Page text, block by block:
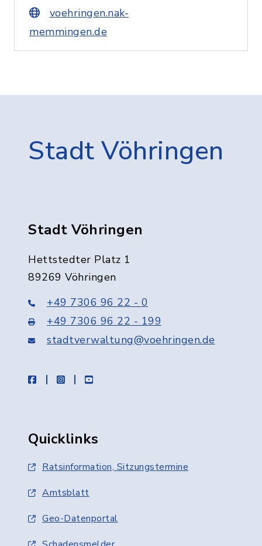
voehringen.nak-
memmingen.de
Stadt Vöhringen
Stadt Vöhringen
Hettstedter Platz 1
89269 Vöhringen
+49 7306 96 22 - 0
+49 7306 96 22 - 199
stadtverwaltung@voehringen.de
facebookinstagramyoutube
Quicklinks
Ratsinformation, Sitzungstermine
Amtsblatt
Geo-Datenportal